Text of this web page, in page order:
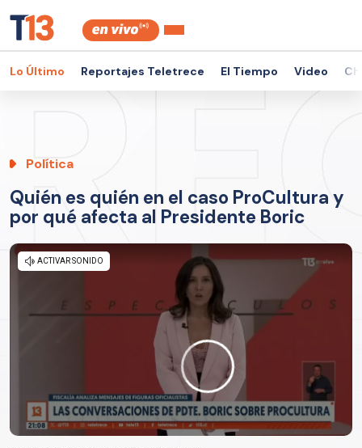
Lo Último Reportajes Teletrece El Tiempo Video
Política
Quién es quién en el caso ProCultura y
por qué afecta al Presidente Boric